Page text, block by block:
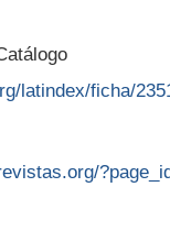
latindex/ficha/